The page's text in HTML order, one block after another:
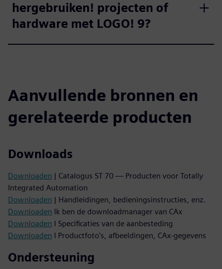
hergebruiken! projecten of
hardware met LOGO! 9?
Aanvullende bronnen en
gerelateerde producten
Downloads
Downloaden | Catalogus ST 70 — Producten voor Totally
Integrated Automation
Downloaden | Handleidingen, bedieningsinstructies, enz.
Downloaden Ik ben de downloadmanager van CAx
Downloaden I Specificaties van de aanbesteding
Downloaden I Productfoto's, afbeeldingen, CAx-gegevens
Ondersteuning